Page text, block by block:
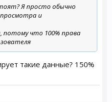
Я просто обычно
и
что 100% права
такие данные? 150%